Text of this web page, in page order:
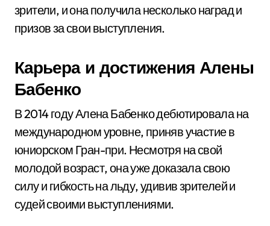
зрители, и она получила несколько наград и
призов за свои выступления.
Карьера и достижения Алены
Бабенко
В 2014 году Алена Бабенко дебютировала на
международном уровне, приняв участие в
юниорском Гран-при. Несмотря на свой
молодой возраст, она уже доказала свою
силу и гибкость на льду, удивив зрителей и
судей своими выступлениями.